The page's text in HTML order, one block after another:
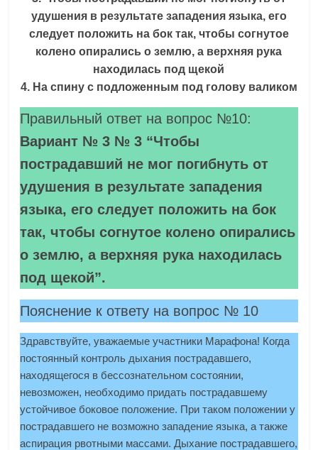
удушения в результате западения языка, его
следует положить на бок так, чтобы согнутое
колено опирались о землю, а верхняя рука
находилась под щекой
4. На спину с подложенным под голову валиком
Правильный ответ на вопрос №10:
Вариант № 3 № 3 “Чтобы
пострадавший не мог погибнуть от
удушения в результате западения
языка, его следует положить на бок
так, чтобы согнутое колено опирались
о землю, а верхняя рука находилась
под щекой”.
Пояснение к ответу на вопрос № 10
Здравствуйте, уважаемые участники Марафона! Когда
постоянный контроль дыхания пострадавшего,
находящегося в бессознательном состоянии,
невозможен, необходимо придать пострадавшему
устойчивое боковое положение. При таком положении у
пострадавшего не возможно западение языка, а также
аспирация рвотными массами. Дыхание пострадавшего,